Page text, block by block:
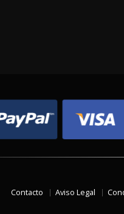
Contacto Aviso Legal